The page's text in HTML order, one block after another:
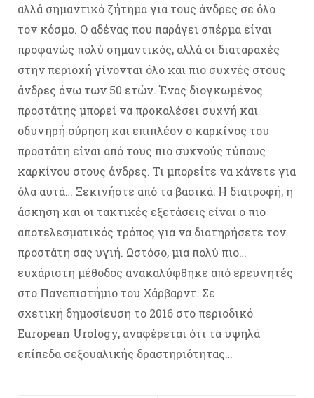
αλλά σημαντικό ζήτημα για τους άνδρες σε όλο
τον κόσμο. Ο αδένας που παράγει σπέρμα είναι
προφανώς πολύ σημαντικός, αλλά οι διαταραχές
στην περιοχή γίνονται όλο και πιο συχνές στους
άνδρες άνω των 50 ετών. Ένας διογκωμένος
προστάτης μπορεί να προκαλέσει συχνή και
οδυνηρή ούρηση και επιπλέον ο καρκίνος του
προστάτη είναι από τους πιο συχνούς τύπους
καρκίνου στους άνδρες. Τι μπορείτε να κάνετε για
όλα αυτά… Ξεκινήστε από τα βασικά: Η διατροφή, η
άσκηση και οι τακτικές εξετάσεις είναι ο πιο
αποτελεσματικός τρόπος για να διατηρήσετε τον
προστάτη σας υγιή. Ωστόσο, μια πολύ πιο…
ευχάριστη μέθοδος ανακαλύφθηκε από ερευνητές
στο Πανεπιστήμιο του Χάρβαρντ. Σε
σχετική δημοσίευση το 2016 στο περιοδικό
European Urology, αναφέρεται ότι τα υψηλά
επίπεδα σεξουαλικής δραστηριότητας…